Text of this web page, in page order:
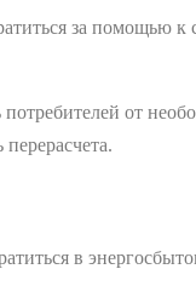
за помощью
от
в